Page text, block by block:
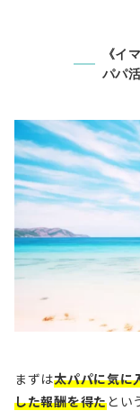
《イ
パパ
まずは太パパに気に
した報酬を得たとい